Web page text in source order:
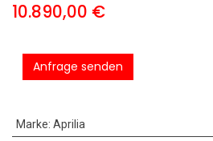
10.890,00 €
Anfrage senden
Marke: Aprilia